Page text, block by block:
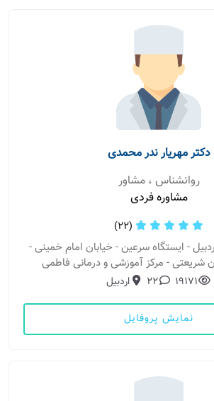
دکتر مهریار ندر محمدی
روانشناس ، مشاور
مشاوره فردی
(22)
- ایستگاه سرعین - خیابان امام خمینی -
شریعتی - مرکز آموزشی و درمانی فاطمی
19171
22 اردبیل
نمایش پروفایل